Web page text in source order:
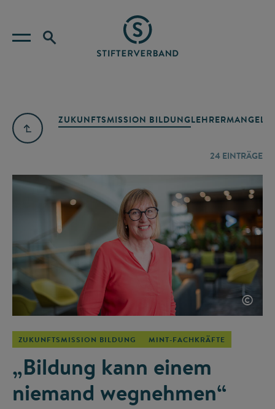
ZUKUNFTSMISSION BILDUNGLEHRERMANGEL
24 EINTRÄGE
©
ZUKUNFTSMISSION BILDUNG MINT-FACHKRÄFTE
„Bildung kann einem
niemand wegnehmen“